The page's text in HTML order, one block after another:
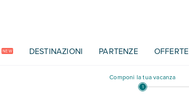
NEW DESTINAZIONI PARTENZE OFFERTE
Componi la tua vacanza